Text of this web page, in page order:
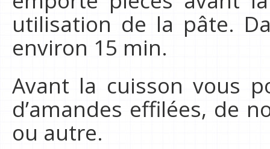
utilisation de la pâte.
environ 15 min.
Avant la cuisson vous
d’amandes effilées, de
ou autre.